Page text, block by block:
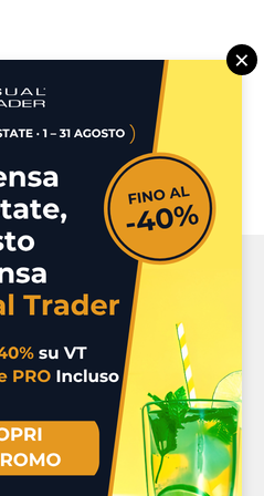
per noi
molto utili! »
×